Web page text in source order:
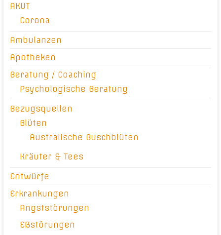
AKUT
Corona
Ambulanzen
Apotheken
Beratung / Coaching
Psychologische Beratung
Bezugsquellen
Blüten
Australische Buschblüten
Kräuter & Tees
Entwürfe
Erkrankungen
Angststörungen
Eßstörungen